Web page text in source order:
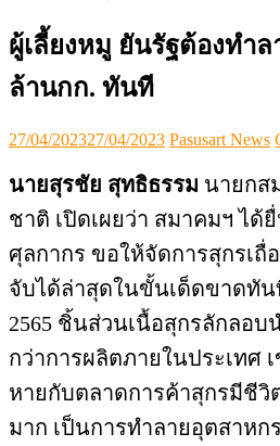
ผู้เลี้ยงหมู ยันรัฐต้องทำล
ล้านกก. ทันที
Posted
27/04/202327/04/2023 Author
Pasusart News
นายสุรชัย สุทธิธรรม นายกส
ชาติ เปิดเผยว่า สมาคมฯ ได้
ศุลกากร ขอให้จัดการสุกรเถื่
จับได้ล่าสุดในขั้นเด็ดขาดทัน
2565 ชิ้นส่วนเนื้อสุกรลักลอบ
กว่าการผลิตภายในประเทศ
หายกับตลาดการค้าสุกรมีชีวิ
มาก เป็นการทำลายอุตสาหก